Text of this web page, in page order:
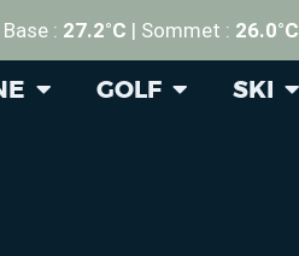
Base : 27.2°C | Sommet : 26.0°C
GOLF SKI